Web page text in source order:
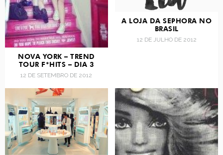
NOVA YORK – TREND
TOUR F*HITS – DIA 3
12 DE SETEMBRO DE 2012
A LOJA DA SEPHORA NO
BRASIL
12 DE JULHO DE 2012